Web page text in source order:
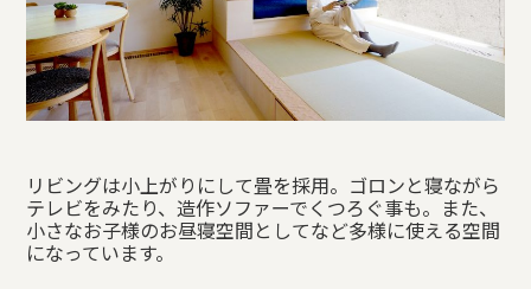
リビングは小上がりにして畳を採用。ゴロンと寝ながら
テレビをみたり、造作ソファーでくつろぐ事も。また、
小さなお子様のお昼寝空間としてなど多様に使える空間
になっています。